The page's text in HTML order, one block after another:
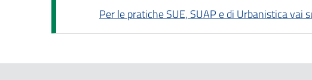
Per le pratiche SUE, SUAP e di Urbanistica vai